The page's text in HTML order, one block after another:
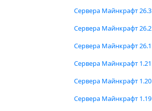
Сервера Майнкрафт 26.3
Сервера Майнкрафт 26.2
Сервера Майнкрафт 26.1
Сервера Майнкрафт 1.21
Сервера Майнкрафт 1.20
Сервера Майнкрафт 1.19